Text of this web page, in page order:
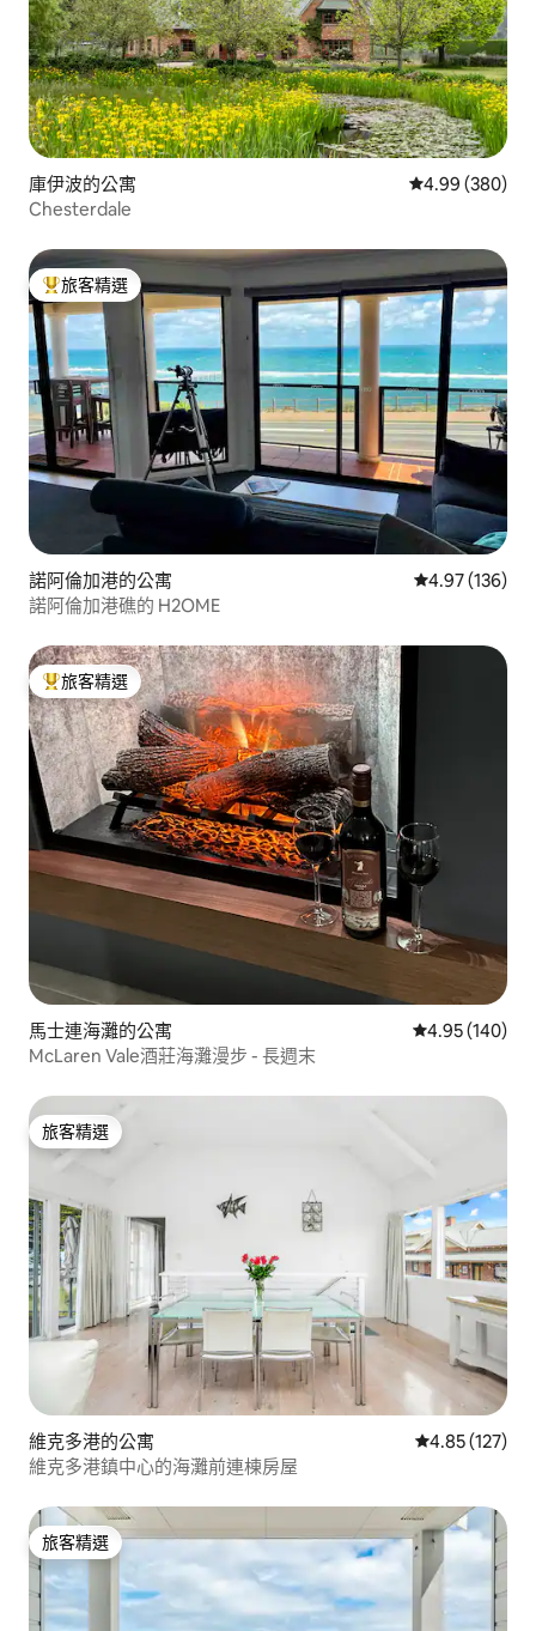
庫伊波的公寓 從 380 則評價
4.99 (380)
Chesterdale
旅客精選榜首
旅客精選
諾阿倫加港的公寓 從 136 則評價
4.97 (136)
諾阿倫加港礁的 H2OME
旅客精選榜首
旅客精選
馬士連海灘的公寓 從 140 則評價
4.95 (140)
McLaren Vale酒莊海灘漫步 - 長週末
旅客精選
旅客精選
維克多港的公寓 從 127 則評價
4.85 (127)
維克多港鎮中心的海灘前連棟房屋
旅客精選
旅客精選